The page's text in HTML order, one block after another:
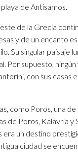
de Antisamos.
de la Grecia
y de un encanto
Su singular paisaje
supuesto, ningún
con sus casas
como Poros, una de
de Poros, Kalavria
un destino
ciudad se